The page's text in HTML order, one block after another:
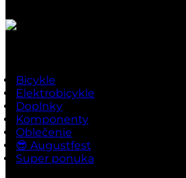
Bicykle
Elektrobicykle
Doplnky
Komponenty
Oblečenie
😎 Augustfest
Super ponuka